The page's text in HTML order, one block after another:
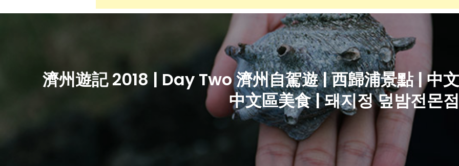
濟州遊記 2018 | Day Two 濟州自駕遊 | 西歸浦景點 | 中
中文區美食 | 돼지정 덮밤전몬점